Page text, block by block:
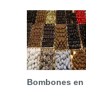
Bombones